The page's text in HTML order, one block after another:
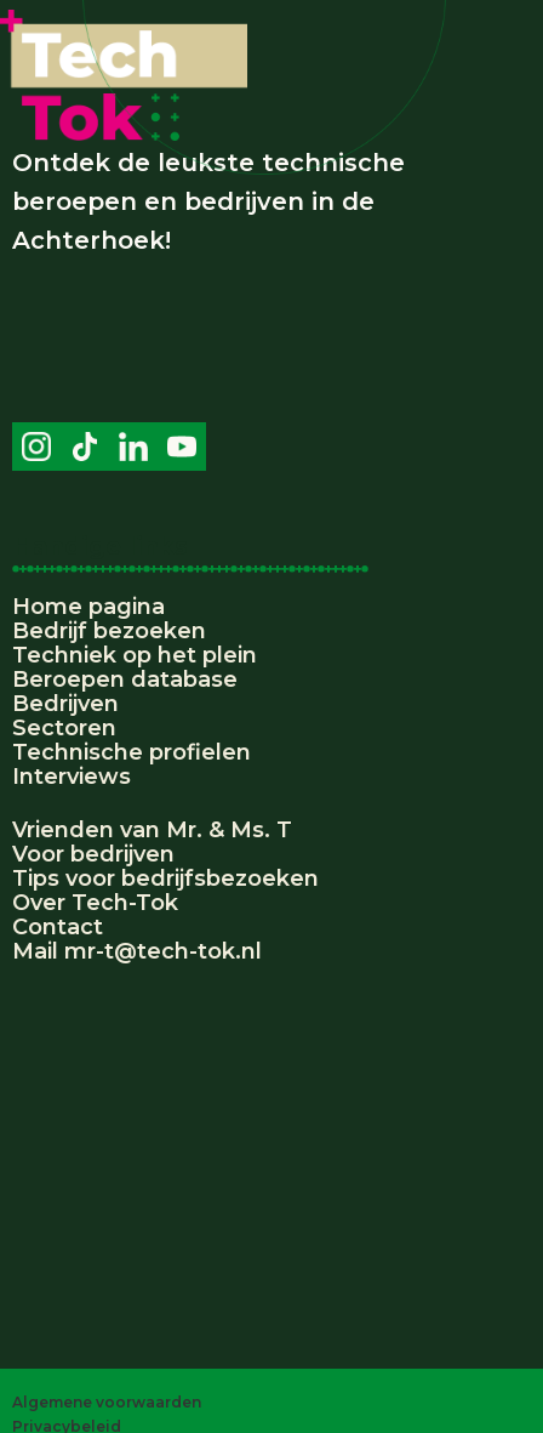
Ontdek de leukste technische
beroepen en bedrijven in de
Achterhoek!
Home pagina
Bedrijf bezoeken
Techniek op het plein
Beroepen database
Bedrijven
Sectoren
Technische profielen
Interviews
Vrienden van Mr. & Ms. T
Voor bedrijven
Tips voor bedrijfsbezoeken
Over Tech-Tok
Contact
Mail mr-t@tech-tok.nl
Algemene voorwaarden
Privacybeleid